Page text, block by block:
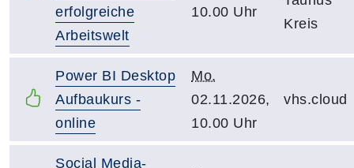
erfolgreiche
Arbeitswelt
10.00 Uhr
Kreis
Power BI Desktop
Aufbaukurs -
online
Mo.
02.11.2026,
10.00 Uhr
vhs.cloud
Social Media-